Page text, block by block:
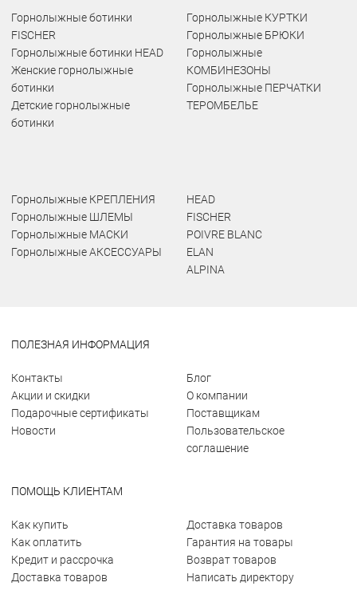
Горнолыжные ботинки
FISCHER
Горнолыжные ботинки HEAD
Женские горнолыжные
ботинки
Детские горнолыжные
ботинки
Горнолыжные КУРТКИ
Горнолыжные БРЮКИ
Горнолыжные
КОМБИНЕЗОНЫ
Горнолыжные ПЕРЧАТКИ
ТЕРОМБЕЛЬЕ
Горнолыжные КРЕПЛЕНИЯ
Горнолыжные ШЛЕМЫ
Горнолыжные МАСКИ
Горнолыжные АКСЕССУАРЫ
HEAD
FISCHER
POIVRE BLANC
ELAN
ALPINA
ПОЛЕЗНАЯ ИНФОРМАЦИЯ
Контакты
Акции и скидки
Подарочные сертификаты
Новости
Блог
О компании
Поставщикам
Пользовательское
соглашение
ПОМОЩЬ КЛИЕНТАМ
Как купить
Как оплатить
Кредит и рассрочка
Доставка товаров
Доставка товаров
Гарантия на товары
Возврат товаров
Написать директору